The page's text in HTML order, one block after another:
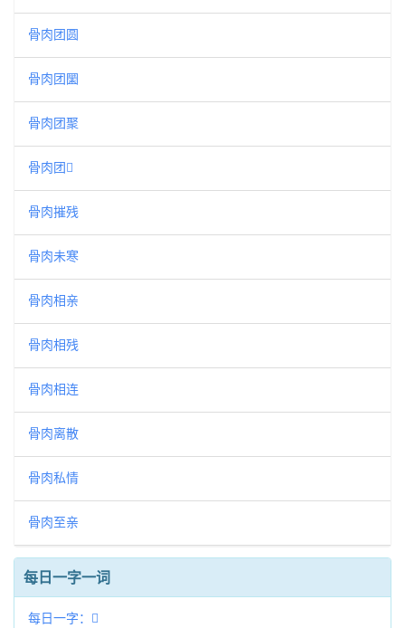
骨肉团圆
骨肉团圞
骨肉团聚
骨肉团𪢲
骨肉摧残
骨肉未寒
骨肉相亲
骨肉相残
骨肉相连
骨肉离散
骨肉私情
骨肉至亲
每日一字一词
每日一字：𨲿